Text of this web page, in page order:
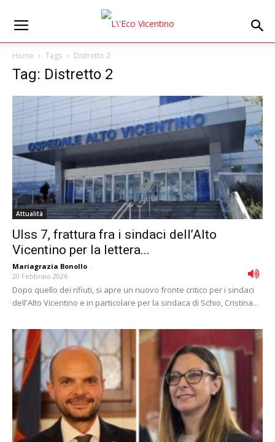
Home Tags Distretto 2
Tag: Distretto 2
Attualità
Ulss 7, frattura fra i sindaci dell’Alto
Vicentino per la lettera...
Mariagrazia Bonollo -
20 Febbraio 2026
Dopo quello dei rifiuti, si apre un nuovo fronte critico per i sindaci
dell'Alto Vicentino e in particolare per la sindaca di Schio, Cristina...